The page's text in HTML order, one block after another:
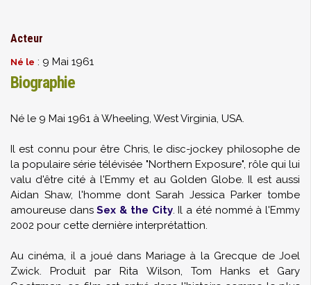
Acteur
Né le : 9 Mai 1961
Biographie
Né le 9 Mai 1961 à Wheeling, West Virginia, USA.
Il est connu pour être Chris, le disc-jockey philosophe de
la populaire série télévisée "Northern Exposure", rôle qui lui
valu d'être cité à l'Emmy et au Golden Globe. Il est aussi
Aidan Shaw, l'homme dont Sarah Jessica Parker tombe
amoureuse dansSex & the City. Il a été nommé à l'Emmy
2002 pour cette dernière interprétattion.
Au cinéma, il a joué dans Mariage à la Grecque de Joel
Zwick. Produit par Rita Wilson, Tom Hanks et Gary